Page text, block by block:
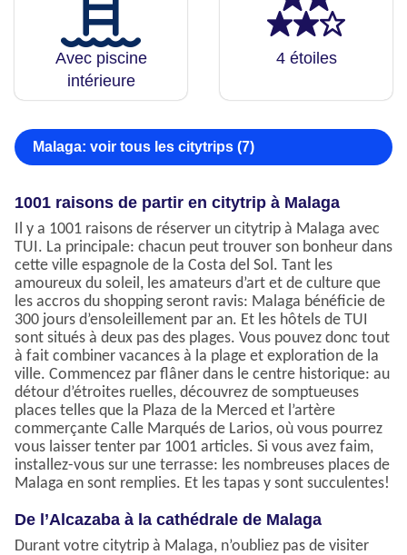
Avec piscine
intérieure
4 étoiles
Malaga: voir tous les citytrips (7)
1001 raisons de partir en citytrip à Malaga
Il y a 1001 raisons de réserver un citytrip à Malaga avec
TUI. La principale: chacun peut trouver son bonheur dans
cette ville espagnole de la Costa del Sol. Tant les
amoureux du soleil, les amateurs d’art et de culture que
les accros du shopping seront ravis: Malaga bénéficie de
300 jours d’ensoleillement par an. Et les hôtels de TUI
sont situés à deux pas des plages. Vous pouvez donc tout
à fait combiner vacances à la plage et exploration de la
ville. Commencez par flâner dans le centre historique: au
détour d’étroites ruelles, découvrez de somptueuses
places telles que la Plaza de la Merced et l’artère
commerçante Calle Marqués de Larios, où vous pourrez
vous laisser tenter par 1001 articles. Si vous avez faim,
installez-vous sur une terrasse: les nombreuses places de
Malaga en sont remplies. Et les tapas y sont succulentes!
De l’Alcazaba à la cathédrale de Malaga
Durant votre citytrip à Malaga, n’oubliez pas de visiter